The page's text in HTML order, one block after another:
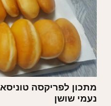
מתכון לפריקסה
נעמי שושן